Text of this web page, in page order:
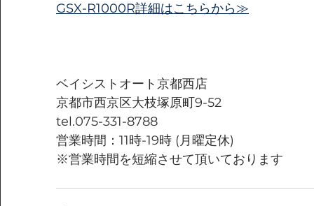
GSX-R1000R詳細はこちらから≫
ベイシストオート京都西店
京都市西京区大枝塚原町9-52
tel.075-331-8788
営業時間：11時-19時 (月曜定休)
※営業時間を短縮させて頂いております